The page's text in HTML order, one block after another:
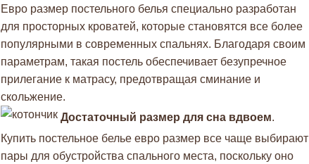
Евро размер постельного белья специально разработан
для просторных кроватей, которые становятся все более
популярными в современных спальнях. Благодаря своим
параметрам, такая постель обеспечивает безупречное
прилегание к матрасу, предотвращая сминание и
скольжение.
Достаточный размер для сна вдвоем
Купить постельное белье евро размер все чаще выбирают
пары для обустройства спального места, поскольку оно